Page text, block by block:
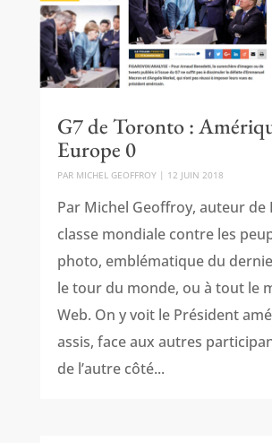
G7 de Toronto :
Europe 0
PAR MICHEL GEOFFROY| 12 JUIN 2018
Par Michel Geoffroy, auteur de
classe mondiale contre les
photo, emblématique du
le tour du monde, ou à tout le
Web. On y voit le Président
assis, face aux autres
de l’autre côté...